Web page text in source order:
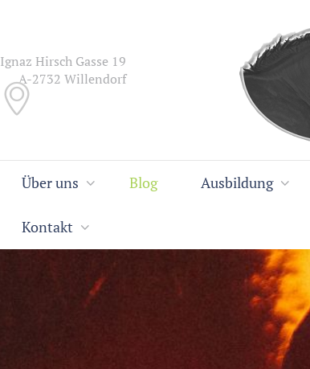
Ignaz Hirsch Gasse 19
A-2732 Willendorf
Über uns Blog Ausbildung
Kontakt